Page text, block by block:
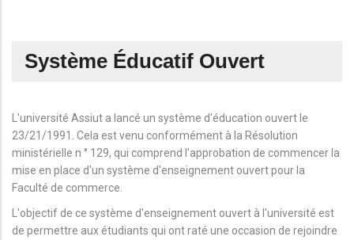
Système Éducatif Ouvert
L'université Assiut a lancé un système d'éducation ouvert le
23/21/1991. Cela est venu conformément à la Résolution
ministérielle n ° 129, qui comprend l'approbation de commencer la
mise en place d'un système d'enseignement ouvert pour la
Faculté de commerce.
L'objectif de ce système d'enseignement ouvert à l'université est
de permettre aux étudiants qui ont raté une occasion de rejoindre